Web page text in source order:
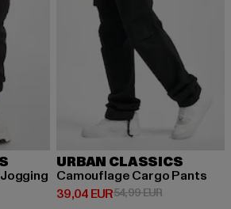
EUR 59,99 EUR
URBAN CLASSICS
Camouflage Cargo Pants
39,04 EUR
Derzeitiger Preis: 39,04 EUR
54,99 EURAktionspreis: